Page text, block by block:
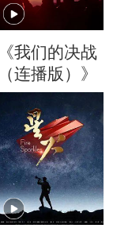
《我们的决战
（连播版）》